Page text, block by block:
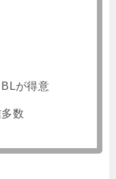
が得意
数